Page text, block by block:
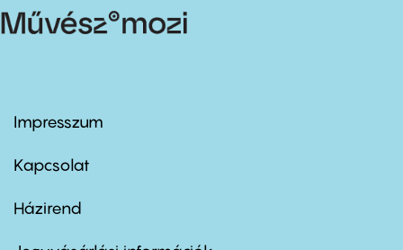
Footer
first
Impresszum
Kapcsolat
Footer
second
Házirend